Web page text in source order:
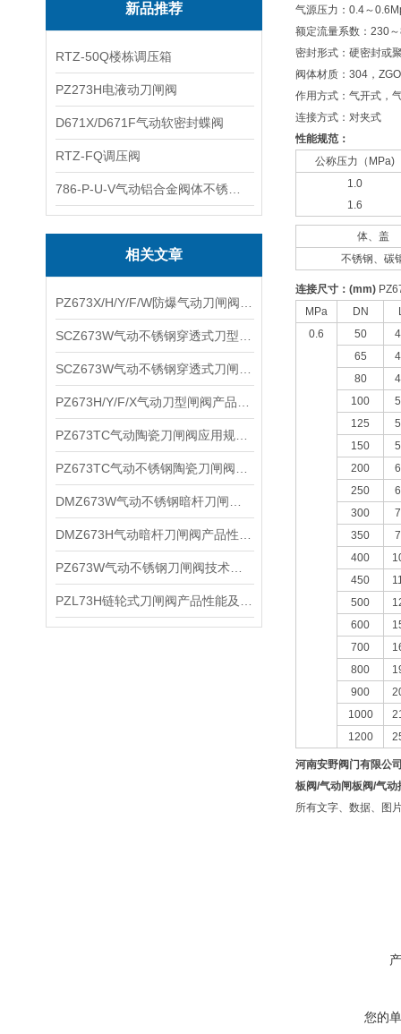
新品推荐
RTZ-50Q楼栋调压箱
PZ273H电液动刀闸阀
D671X/D671F气动软密封蝶阀
RTZ-FQ调压阀
相关文章
气源压力：0.4～
额定流量系数：230
密封形式：硬密封或
阀体材质：304，
作用方式：气开式，
连接方式：对夹式
性能规范：
公称压力（MPa)
1.0
1.6
体、盖
不锈钢、碳
连接尺寸： (mm)
MPa
DN
0.6
50
65
80
100
125
150
200
250
300
350
400
450
500
600
700
800
900
1000
1200
河南安野阀门有限公
板阀/气动闸板阀/气
所有文字、数据、图
您的